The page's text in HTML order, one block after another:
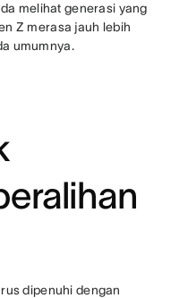
melihat generasi yang
Z merasa jauh lebih
umumnya.
dipenuhi dengan